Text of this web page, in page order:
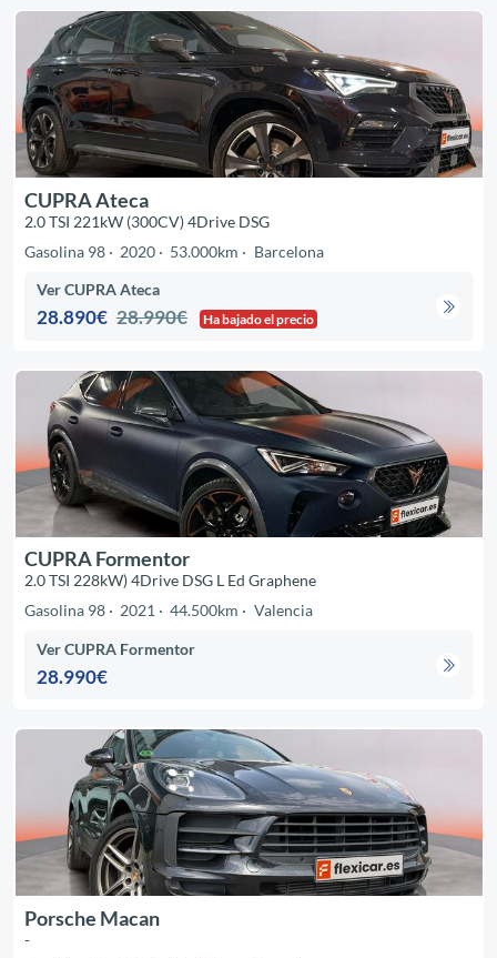
CUPRA Ateca
2.0 TSI 221kW (300CV) 4Drive DSG
Gasolina 98
2020 53.000km Barcelona
Ver CUPRA Ateca
28.890€ 28.990€ Ha bajado el precio
CUPRA Formentor
2.0 TSI 228kW) 4Drive DSG L Ed Graphene
Gasolina 98
2021 44.500km Valencia
Ver CUPRA Formentor
28.990€
Porsche Macan
-